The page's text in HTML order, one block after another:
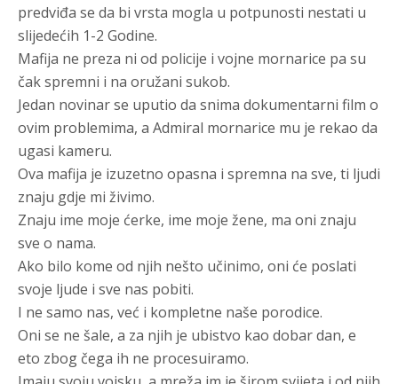
predviđa se da bi vrsta mogla u potpunosti nestati u
slijedećih 1-2 Godine.
Mafija ne preza ni od policije i vojne mornarice pa su
čak spremni i na oružani sukob.
Jedan novinar se uputio da snima dokumentarni film o
ovim problemima, a Admiral mornarice mu je rekao da
ugasi kameru.
Ova mafija je izuzetno opasna i spremna na sve, ti ljudi
znaju gdje mi živimo.
Znaju ime moje ćerke, ime moje žene, ma oni znaju
sve o nama.
Ako bilo kome od njih nešto učinimo, oni će poslati
svoje ljude i sve nas pobiti.
I ne samo nas, već i kompletne naše porodice.
Oni se ne šale, a za njih je ubistvo kao dobar dan, e
eto zbog čega ih ne procesuiramo.